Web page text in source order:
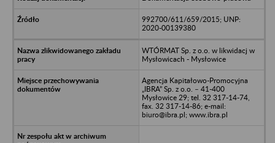
992700/611/659/2015; UNP:
2020-00139380
WTÓRMAT Sp. z o.o. w likwidacj w
Mysłowicach - Mysłowice
Agencja Kapitałowo-Promocyjna
„IBRA” Sp. z o.o. – 41-400
Mysłowice 29; tel. 32 317-14-74,
fax. 32 317-14-86; e-mail:
biuro@ibra.pl; www.ibra.pl